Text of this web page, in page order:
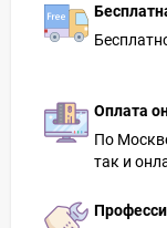
Оплата
По
так и